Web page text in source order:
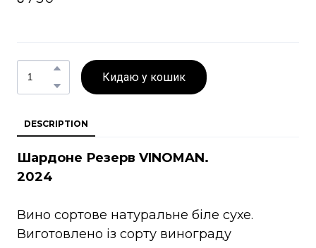
Кидаю у кошик
DESCRIPTION
Шардоне Резерв VINOMAN.
2024
Вино сортове натуральне біле сухе.
Виготовлено із сорту винограду